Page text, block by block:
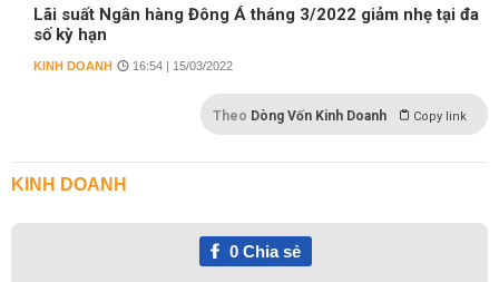
Lãi suất Ngân hàng Đông Á tháng 3/2022 giảm nhẹ tại đa
số kỳ hạn
KINH DOANH 16:54 | 15/03/2022
Theo Dòng Vốn Kinh Doanh Copy link
KINH DOANH
0Chia sẻ